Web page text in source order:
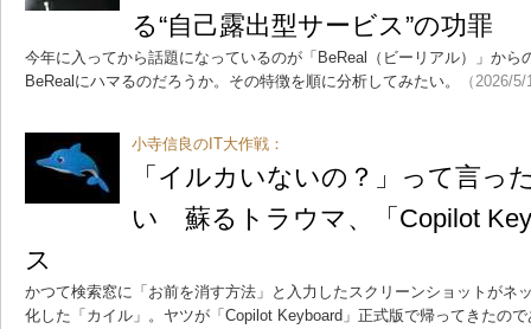
る“自己露出型サービス”の功罪
今年に入ってから話題になっているのが「BeReal（ビーリアル）」から
BeRealにハマるのだろうか。その特徴を順に分析してみたい。
（2026/
小寺信良のIT大作戦：
「イルカいないの？」って言っ
い 蘇るトラウマ、「Copilot
ス
かつて検索窓に「お前を消す方法」と入力したスクリーンショットがネ
化した「カイル」。ヤツが「Copilot Keyboard」正式版で帰ってきたの